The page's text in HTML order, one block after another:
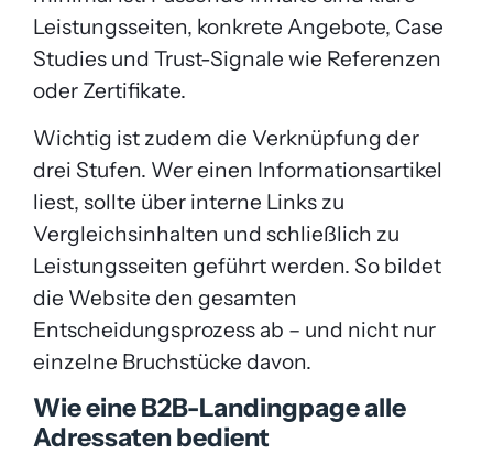
Leistungsseiten, konkrete Angebote, Case
Studies und Trust-Signale wie Referenzen
oder Zertifikate.
Wichtig ist zudem die Verknüpfung der
drei Stufen. Wer einen Informationsartikel
liest, sollte über interne Links zu
Vergleichsinhalten und schließlich zu
Leistungsseiten geführt werden. So bildet
die Website den gesamten
Entscheidungsprozess ab – und nicht nur
einzelne Bruchstücke davon.
Wie eine B2B-Landingpage alle
Adressaten bedient